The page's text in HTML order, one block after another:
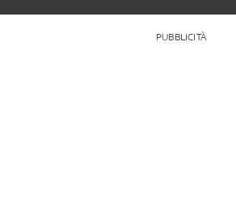
PUBBLICITÀ